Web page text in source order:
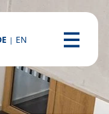
(externer Link,
| EN (this page in
Menü